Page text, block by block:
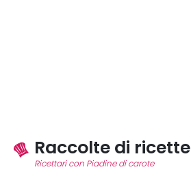
Raccolte di ricette
Ricettari con Piadine di carote